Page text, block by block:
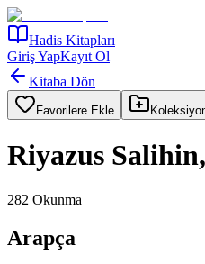
Hadis Kitapları
Giriş YapKayıt Ol
Kitaba Dön
Favorilere Ekle
Riyazus
282 Okunma
Arapça